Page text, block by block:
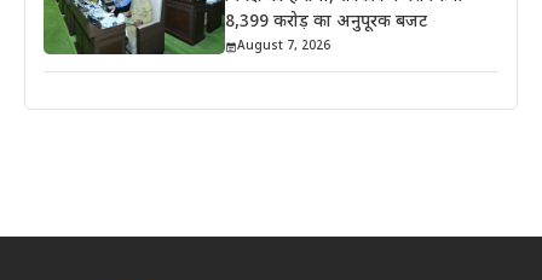
8,399 करोड़ का अनुपूरक बजट
August 7, 2026